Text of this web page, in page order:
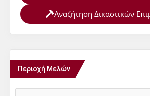
Αναζήτηση Δικαστικών
Περιοχή Μελών